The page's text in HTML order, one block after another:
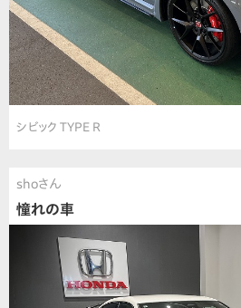
シビック TYPE R
shoさん
憧れの車